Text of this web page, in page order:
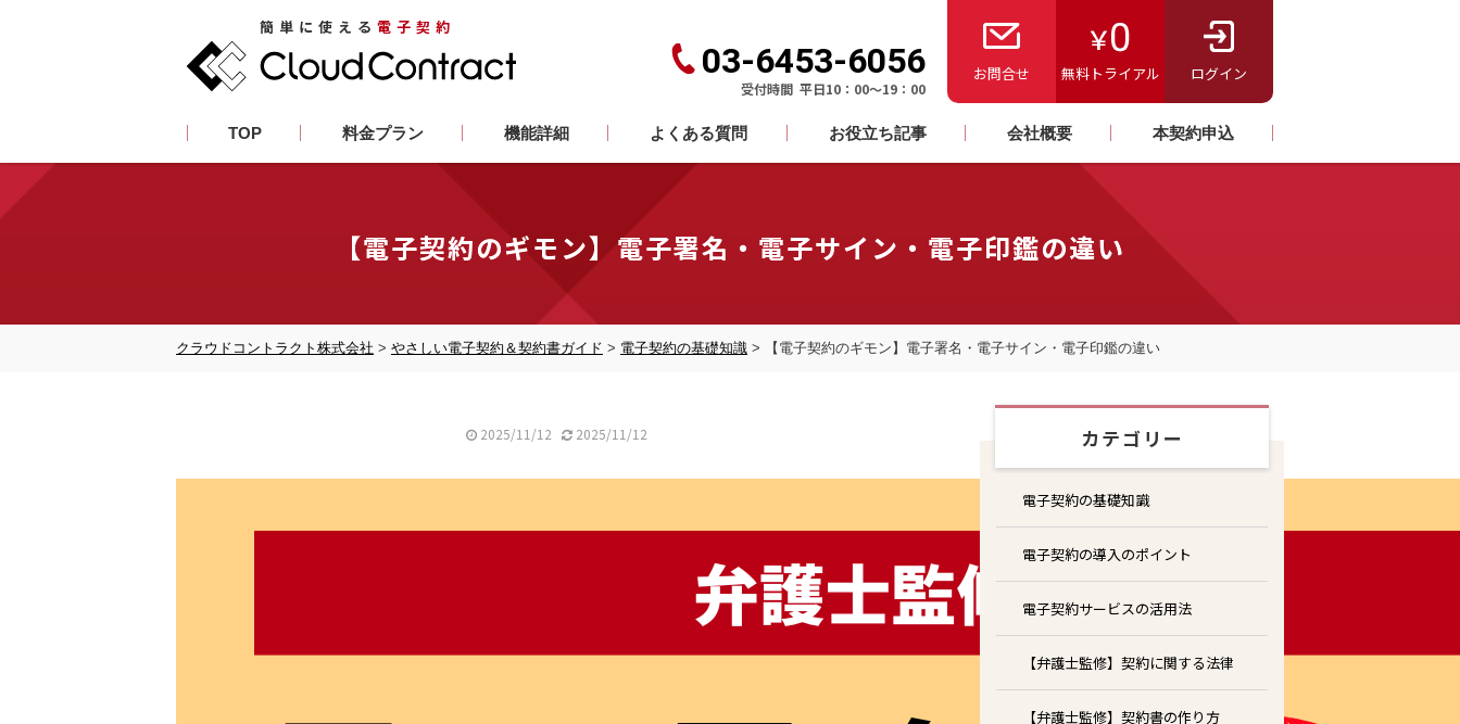
簡単に使える 電子契約
03-6453-6056
受付時間 平日10：00～19：00
お問合せ 無料トライアル ログイン
TOP 料金プラン 機能詳細 よくある質問 お役立ち記事 会社概要 本契約申込
【電子契約のギモン】電子署名・電子サイン・電子印鑑の違い
クラウドコントラクト株式会社 > やさしい電子契約＆契約書ガイド > 電子契約の基礎知識 > 【電子契約のギモン】電子署名・電子サイン・電子印鑑の違い
2025/11/12 2025/11/12 カテゴリー
電子契約の基礎知識
電子契約の導入のポイント
電子契約サービスの活用法
【弁護士監修】契約に関する法律
【弁護士監修】契約書の作り方